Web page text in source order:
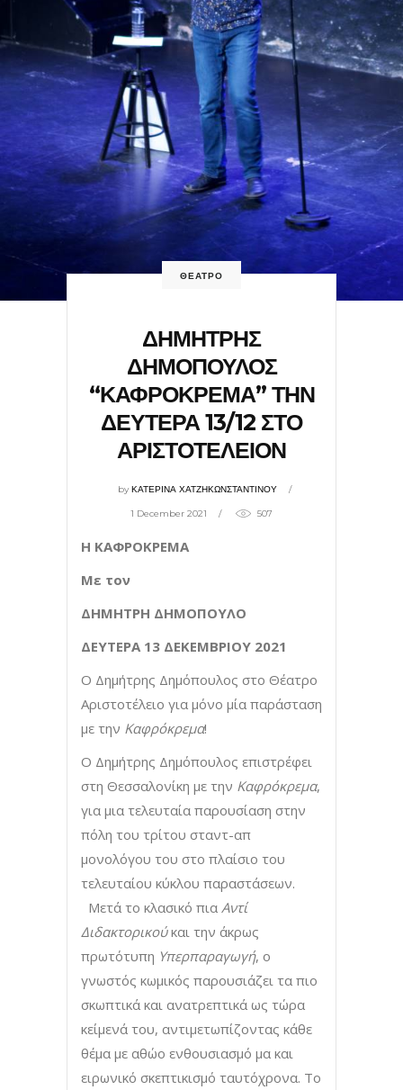
ΘΕΑΤΡΟ
ΔΗΜΗΤΡΗΣ
ΔΗΜΟΠΟΥΛΟΣ
“ΚΑΦΡΟΚΡΕΜΑ” ΤΗΝ
ΔΕΥΤΕΡΑ 13/12 ΣΤΟ
ΑΡΙΣΤΟΤΕΛΕΙΟΝ
byΚΑΤΕΡΙΝΑ ΧΑΤΖΗΚΩΝΣΤΑΝΤΙΝΟΥ
1 December 2021 507
Η ΚΑΦΡΟΚΡΕΜΑ
Με τον
ΔΗΜΗΤΡΗ ΔΗΜΟΠΟΥΛΟ
ΔΕΥΤΕΡΑ 13 ΔΕΚΕΜΒΡΙΟΥ 2021
Ο Δημήτρης Δημόπουλος στο Θέατρο
Αριστοτέλειο για μόνο μία παράσταση
με την Καφρόκρεμα!
O Δημήτρης Δημόπουλος επιστρέφει
στη Θεσσαλονίκη με την Καφρόκρεμα,
για μια τελευταία παρουσίαση στην
πόλη του τρίτου σταντ-απ
μονολόγου του στο πλαίσιο του
τελευταίου κύκλου παραστάσεων.
Μετά το κλασικό πια Αντί
Διδακτορικούκαι την άκρως
πρωτότυπη Υπερπαραγωγή, ο
γνωστός κωμικός παρουσιάζει τα πιο
σκωπτικά και ανατρεπτικά ως τώρα
κείμενά του, αντιμετωπίζοντας κάθε
θέμα με αθώο ενθουσιασμό μα και
ειρωνικό σκεπτικισμό ταυτόχρονα. Το